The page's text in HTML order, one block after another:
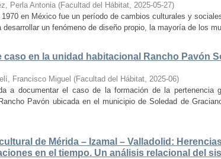
Perla Antonia (Facultad del Hábitat, 2025-05-27)
1970 en México fue un período de cambios culturales y
desarrollar un fenómeno de diseño propio, la mayoría de los
caso en la unidad habitacional Rancho Pavón
Francisco Miguel (Facultad del Hábitat, 2025-06)
a documentar el caso de la formación de la pertenencia
Pavón ubicada en el municipio de Soledad de
de Mérida – Izamal – Valladolid:
en el tiempo. Un análisis relacional del